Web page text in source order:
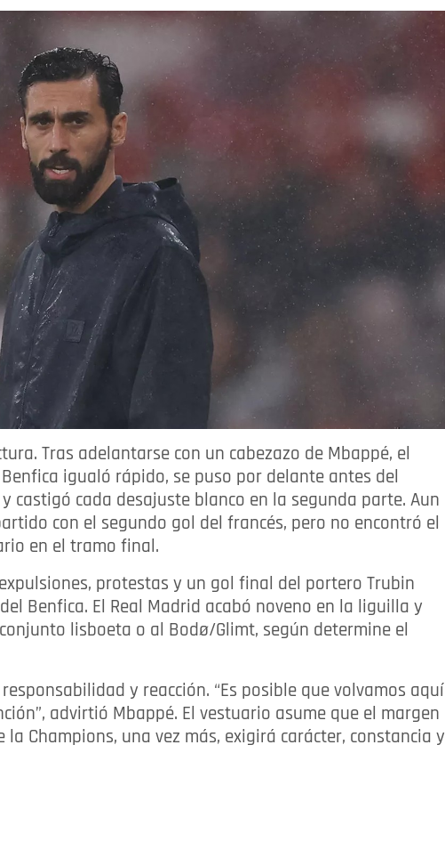
Tras adelantarse con un cabezazo de Mbappé, el
igualó rápido, se puso por delante antes del
castigó cada desajuste blanco en la segunda parte. Aun
con el segundo gol del francés, pero no encontró el
en el tramo final.
protestas y un gol final del portero Trubin
Benfica. El Real Madrid acabó noveno en la liguilla y
lisboeta o al Bodø/Glimt, según determine el
y reacción. “Es posible que volvamos aquí
advirtió Mbappé. El vestuario asume que el margen
Champions, una vez más, exigirá carácter, constancia y